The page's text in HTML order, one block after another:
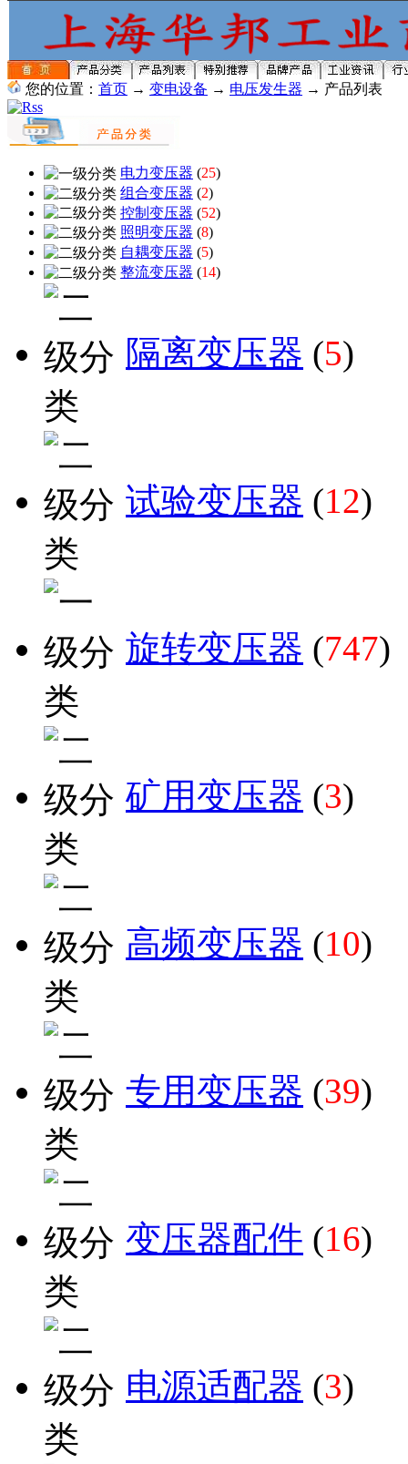
您的位置： 首页 → 变电设备 → 电压发生器 → 产品列表
电力变压器 (25)
组合变压器 (2)
控制变压器 (52)
照明变压器 (8)
自耦变压器 (5)
整流变压器 (14)
隔离变压器 (5)
试验变压器 (12)
旋转变压器 (747)
矿用变压器 (3)
高频变压器 (10)
专用变压器 (39)
变压器配件 (16)
电源适配器 (3)